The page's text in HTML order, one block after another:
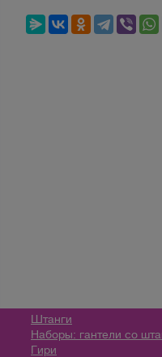
Штанги
Наборы: гантели со
Гири